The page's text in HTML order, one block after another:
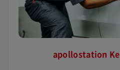
apollostation